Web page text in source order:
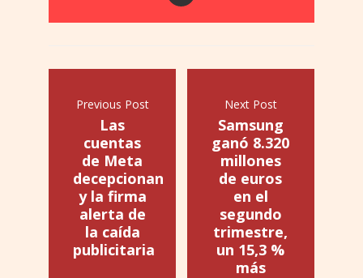
Previous Post
Las
cuentas
de Meta
decepcionan
y la firma
alerta de
la caída
publicitaria
Next Post
Samsung
ganó 8.320
millones
de euros
en el
segundo
trimestre,
un 15,3 %
más